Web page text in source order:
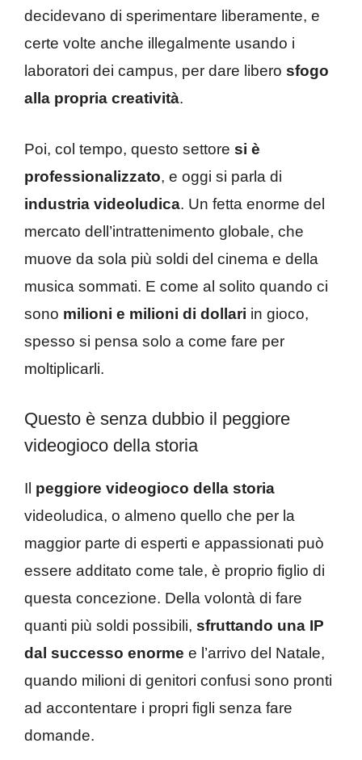
decidevano di sperimentare liberamente, e
certe volte anche illegalmente usando i
laboratori dei campus, per dare libero sfogo
alla propria creatività.
Poi, col tempo, questo settore si è
professionalizzato, e oggi si parla di
industria videoludica. Un fetta enorme del
mercato dell’intrattenimento globale, che
muove da sola più soldi del cinema e della
musica sommati. E come al solito quando ci
sono milioni e milioni di dollari in gioco,
spesso si pensa solo a come fare per
moltiplicarli.
Questo è senza dubbio il peggiore
videogioco della storia
Il peggiore videogioco della storia
videoludica, o almeno quello che per la
maggior parte di esperti e appassionati può
essere additato come tale, è proprio figlio di
questa concezione. Della volontà di fare
quanti più soldi possibili, sfruttando una IP
dal successo enorme e l’arrivo del Natale,
quando milioni di genitori confusi sono pronti
ad accontentare i propri figli senza fare
domande.